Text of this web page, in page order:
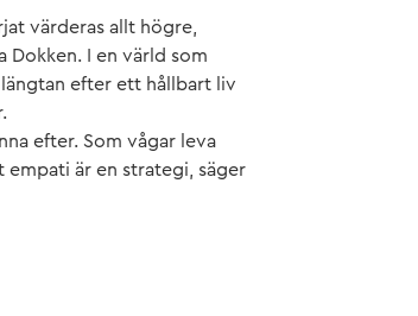
värderas allt högre,
Dokken. I en värld som
efter ett hållbart liv
efter. Som vågar leva
är en strategi, säger